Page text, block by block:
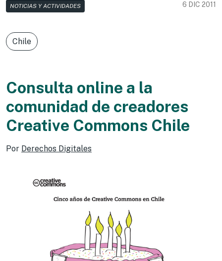
NOTICIAS Y ACTIVIDADES 6 DIC 2011
Chile
Consulta online a la
comunidad de creadores
Creative Commons Chile
Por Derechos Digitales